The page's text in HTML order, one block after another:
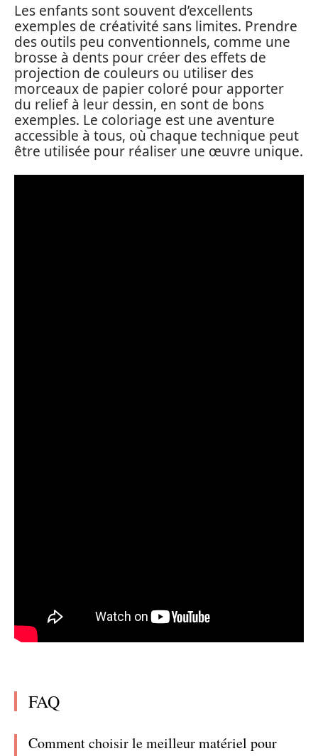
Les enfants sont souvent d’excellents
exemples de créativité sans limites. Prendre
des outils peu conventionnels, comme une
brosse à dents pour créer des effets de
projection de couleurs ou utiliser des
morceaux de papier coloré pour apporter
du relief à leur dessin, en sont de bons
exemples. Le coloriage est une aventure
accessible à tous, où chaque technique peut
être utilisée pour réaliser une œuvre unique.
FAQ
Comment choisir le meilleur matériel pour